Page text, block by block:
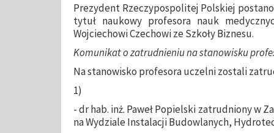
Prezydent Rzeczypospolitej Polskiej
tytuł naukowy profesora nauk
Wojciechowi Czechowi ze Szkoły Biznesu.
Komunikat o zatrudnieniu na stanowisku
Na stanowisko profesora uczelni zostali
1)
- dr hab. inż. Paweł Popielski zatrudniony w
na Wydziale Instalacji Budowlanych,